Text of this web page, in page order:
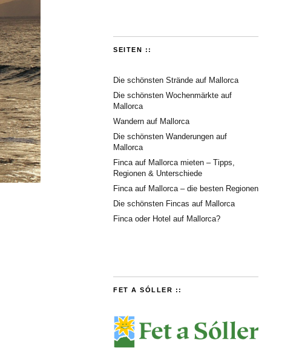
SEITEN ::
Die schönsten Strände auf Mallorca
Die schönsten Wochenmärkte auf
Mallorca
Wandern auf Mallorca
Die schönsten Wanderungen auf
Mallorca
Finca auf Mallorca mieten – Tipps,
Regionen & Unterschiede
Finca auf Mallorca – die besten Regionen
Die schönsten Fincas auf Mallorca
Finca oder Hotel auf Mallorca?
FET A SÓLLER ::